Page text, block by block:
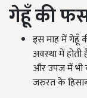
गेहूँ की
इस माह में गेहूँ
अवस्था में
और उपज में भी
जरुरत के